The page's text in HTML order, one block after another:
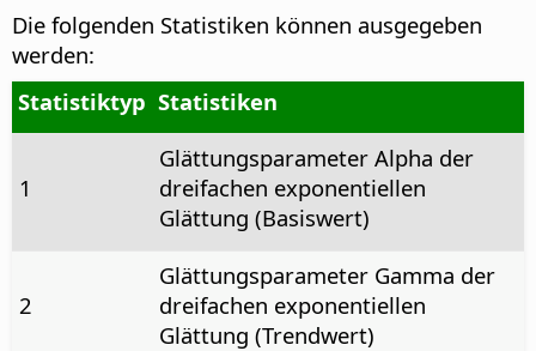
Die folgenden Statistiken können ausgegeben
werden:
Statistiktyp Statistiken
1
Glättungsparameter Alpha der
dreifachen exponentiellen
Glättung (Basiswert)
2
Glättungsparameter Gamma der
dreifachen exponentiellen
Glättung (Trendwert)